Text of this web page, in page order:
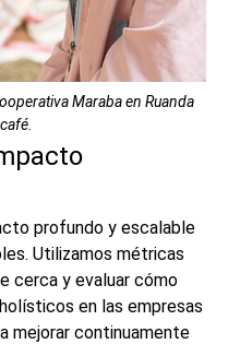
profundo y escalable
Utilizamos métricas
cerca y evaluar cómo
en las empresas
mejorar continuamente
Maraba en Ruanda